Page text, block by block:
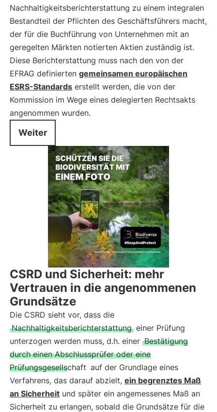
Nachhaltigkeitsberichterstattung zu einem integralen
Bestandteil der Pflichten des Geschäftsführers macht,
der für die Buchführung von Unternehmen mit an
geregelten Märkten notierten Aktien zuständig ist.
Diese Berichterstattung muss nach den von der
EFRAG definierten gemeinsamen europäischen
ESRS-Standards erstellt werden, die von der
Kommission im Wege eines delegierten Rechtsakts
angenommen wurden.
Weiter
CSRD und Sicherheit: mehr
Vertrauen in die angenommenen
Grundsätze
Die CSRD sieht vor, dass die
Nachhaltigkeitsberichterstattung einer Prüfung
unterzogen werden muss, d.h. einer Bestätigung
durch einen Abschlussprüfer oder eine
Prüfungsgesellschaft auf der Grundlage eines
Verfahrens, das darauf abzielt, ein begrenztes Maß
an Sicherheit und später ein angemessenes Maß an
Sicherheit zu erlangen, sobald die Grundsätze für die